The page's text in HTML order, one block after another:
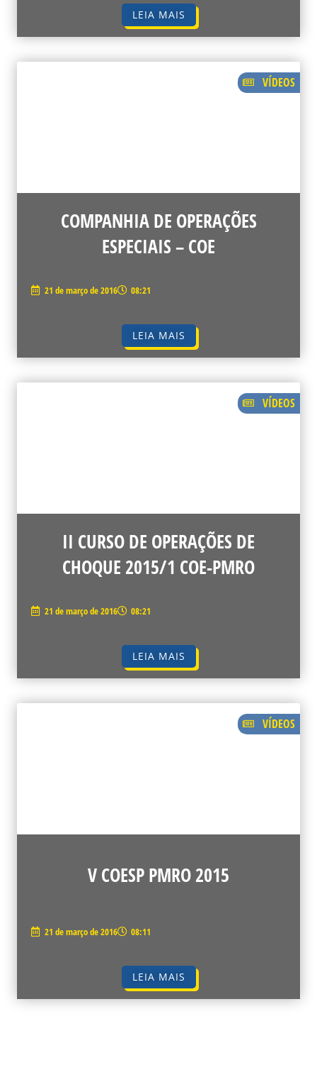
LEIA MAIS
VÍDEOS
COMPANHIA DE OPERAÇÕES
ESPECIAIS – COE
21 de março de 2016 08:21
LEIA MAIS
VÍDEOS
II CURSO DE OPERAÇÕES DE
CHOQUE 2015/1 COE-PMRO
21 de março de 2016 08:21
LEIA MAIS
VÍDEOS
V COESP PMRO 2015
21 de março de 2016 08:11
LEIA MAIS